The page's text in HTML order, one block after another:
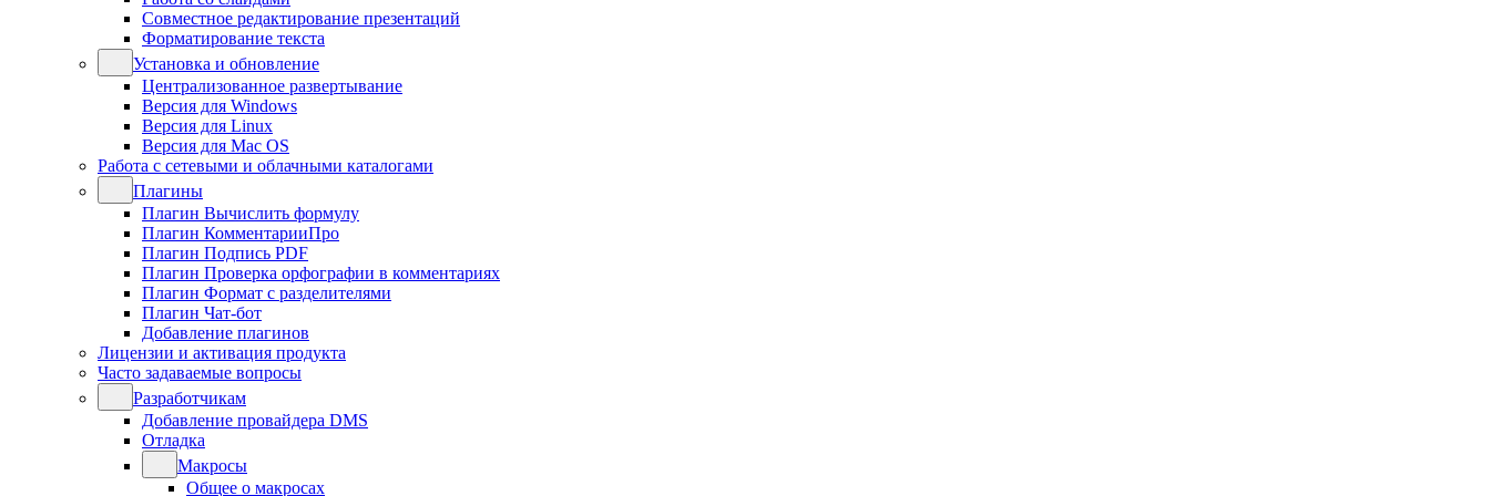
Совместное редактирование презентаций
Форматирование текста
Установка и обновление
Централизованное развертывание
Версия для Windows
Версия для Linux
Версия для Mac OS
Работа с сетевыми и облачными каталогами
Плагины
Плагин Вычислить формулу
Плагин КомментарииПро
Плагин Подпись PDF
Плагин Проверка орфографии в комментариях
Плагин Формат с разделителями
Плагин Чат-бот
Добавление плагинов
Лицензии и активация продукта
Часто задаваемые вопросы
Разработчикам
Добавление провайдера DMS
Отладка
Макросы
Общее о макросах